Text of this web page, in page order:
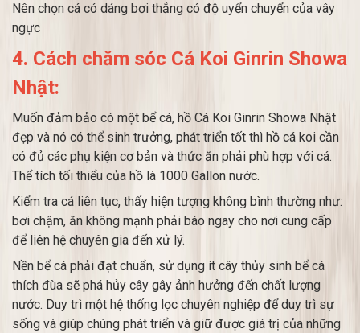
Nên chọn cá có dáng bơi thẳng có độ uyển chuyển của vây
ngực
4. Cách chăm sóc Cá Koi Ginrin Showa
Nhật:
Muốn đảm bảo có một bể cá, hồ Cá Koi Ginrin Showa Nhật
đẹp và nó có thể sinh trưởng, phát triển tốt thì hồ cá koi cần
có đủ các phụ kiện cơ bản và thức ăn phải phù hợp với cá.
Thể tích tối thiểu của hồ là 1000 Gallon nước.
Kiểm tra cá liên tục, thấy hiện tượng không bình thường như:
bơi chậm, ăn không mạnh phải báo ngay cho nơi cung cấp
để liên hệ chuyên gia đến xử lý.
Nền bể cá phải đạt chuẩn, sử dụng ít cây thủy sinh bể cá
thích đùa sẽ phá hủy cây gây ảnh hưởng đến chất lượng
nước. Duy trì một hệ thống lọc chuyên nghiệp để duy trì sự
sống và giúp chúng phát triển và giữ được giá trị của những